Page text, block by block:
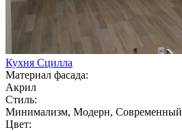
Кухня Сцилла
Материал фасада:
Акрил
Стиль:
Минимализм, Модерн, Современный
Цвет: